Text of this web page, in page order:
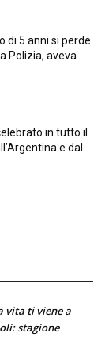
di 5 anni si perde
Polizia, aveva
in tutto il
e dal
vita ti viene a
stagione